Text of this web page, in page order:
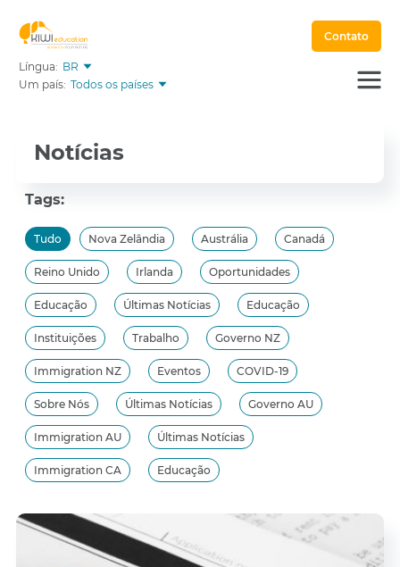
Língua: BR
Um país: Todos os países
Contato
Notícias
Tags:
Tudo Nova Zelândia Austrália Canadá
Reino Unido Irlanda Oportunidades
Educação Últimas Notícias Educação
Instituições Trabalho Governo NZ
Immigration NZ Eventos COVID-19
Sobre Nós Últimas Notícias Governo AU
Immigration AU Últimas Notícias
Immigration CA Educação